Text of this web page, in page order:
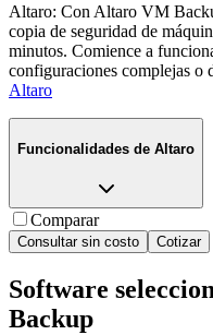
Altaro: Con Altaro VM
copia de seguridad de
minutos. Comience a
configuraciones complejas o
Altaro
Funcionalidades de Altaro
Comparar
Consultar sin costo Cotizar
Software
Backup